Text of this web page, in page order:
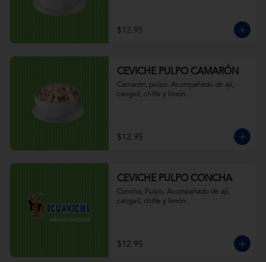
$12.95
CEVICHE PULPO CAMARÓN
Camarón, pulpo. Acompañado de ají,
canguil, chifle y limón.
$12.95
CEVICHE PULPO CONCHA
Concha, Pulpo. Acompañado de ají,
canguil, chifle y limón.
$12.95